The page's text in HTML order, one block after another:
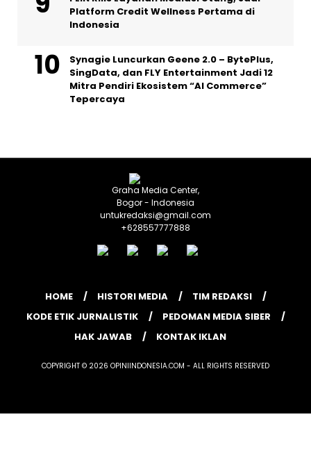
Platform Credit Wellness Pertama di
Indonesia
Synagie Luncurkan Geene 2.0 – BytePlus,
SingData, dan FLY Entertainment Jadi 12
Mitra Pendiri Ekosistem “AI Commerce”
Tepercaya
Graha Media Center,
Bogor - Indonesia
untukredaksi@gmail.com
+628557777888
HOME HISTORI MEDIA
TIM REDAKSI
KODE ETIK JURNALISTIK
PEDOMAN MEDIA SIBER
HAK JAWAB
KONTAK IKLAN
COPYRIGHT © 2026 OPINIINDONESIA.COM - ALL RIGHTS RESERVED